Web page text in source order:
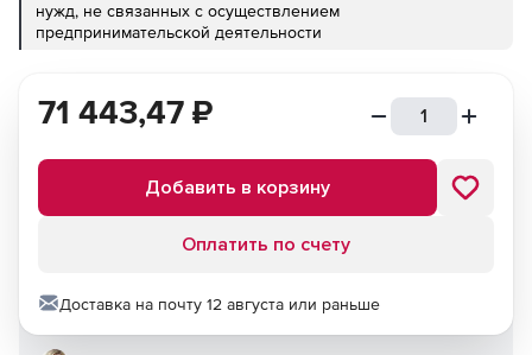
нужд, не связанных с осуществлением
предпринимательской деятельности
71 443,47 ₽
Добавить в корзину
Оплатить по счету
Доставка на почту 12 августа или раньше